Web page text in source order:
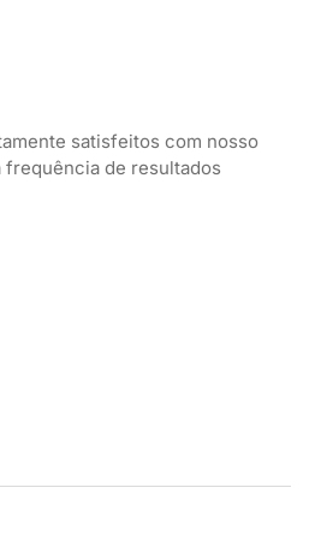
satisfeitos com nosso
frequência de resultados